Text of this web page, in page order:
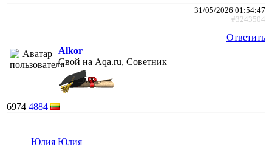
31/05/2026 01:54:47
#3243504
Ответить
Alkor
Свой на Aqa.ru, Советник
6974 4884
Юлия Юлия